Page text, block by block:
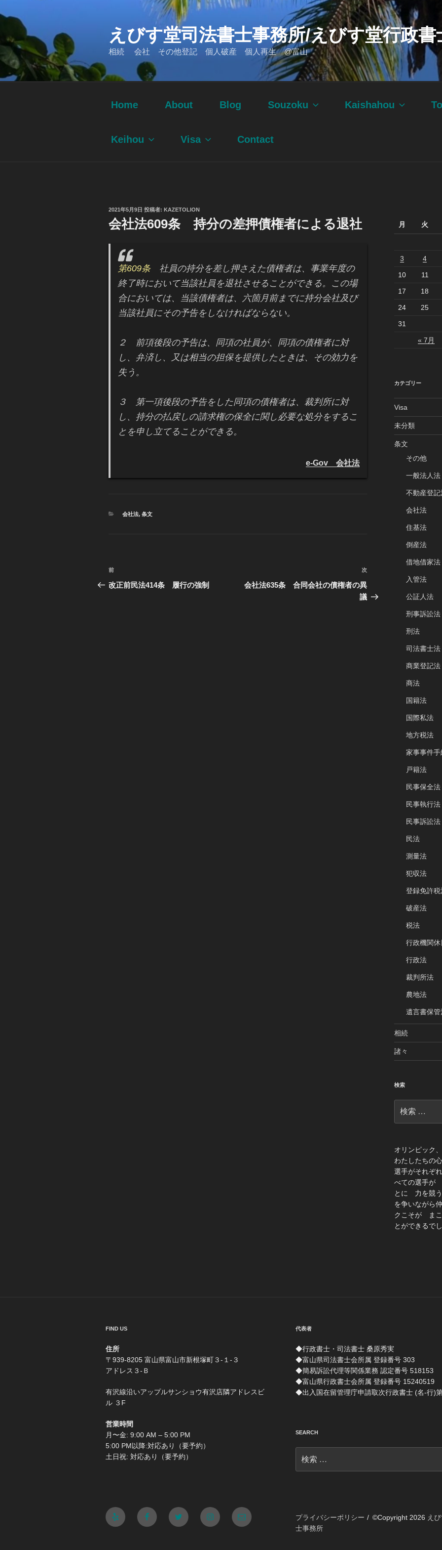
ン
ン
へ
ス
えびす堂司法書士事務所/えびす堂行政書
相続 会社 その他登記 個人破産 個人再生 @富山
Home About Blog Souzoku Kaishahou
Keihou Visa Contact
投
日:
2021年5月9日 投稿者: KAZETOLION
会社法609条 持分の差押債権者による退社
第609条社員の持分を差し押さえた債権者は、事業年度の
終了時において当該社員を退社させることができる。この場
合においては、当該債権者は、六箇月前までに持分会社及び
当該社員にその予告をしなければならない。
２ 前項後段の予告は、同項の社員が、同項の債権者に対
し、弁済し、又は相当の担保を提供したときは、その効力を
失う。
３ 第一項後段の予告をした同項の債権者は、裁判所に対
し、持分の払戻しの請求権の保全に関し必要な処分をするこ
とを申し立てることができる。
e-Gov 会社法
カ
会社法, 条文
投
稿
過
去
前
改正前民法414条 履行の強制
投
次
会社法635条 合同会社の債権者の異
議
月 火
« 7月
3 4
10 11
17 18
24 25
31
カテゴリー
Visa
未分類
条文
その他
一般法人法
不動産登記
会社法
住基法
倒産法
借地借家法
入管法
公証人法
刑事訴訟法
刑法
司法書士法
商業登記法
商法
国籍法
国際私法
地方税法
家事事件手
戸籍法
民事保全法
民事執行法
民事訴訟法
民法
測量法
犯収法
登録免許税
破産法
税法
行政機関休
行政法
裁判所法
農地法
遺言書保管
相続
諸々
検索
索:
オリンピック
わたしたちの
選手がそれぞ
べての選手が
とに 力を競う
を争いながら
クこそが まこ
とができるで
FIND US
住所
〒939-8205 富山県富山市新根塚町３-１-３
アドレス３-Ｂ
有沢線沿いアップルサンショウ有沢店隣アドレスビ
ル ３F
営業時間
月〜金: 9:00 AM – 5:00 PM
5:00 PM以降:対応あり（要予約）
土日祝: 対応あり（要予約）
代表者
◆行政書士・司法書士 桑原秀実
◆富山県司法書士会所属 登録番号 303
◆簡易訴訟代理等関係業務 認定番号 518153
◆富山県行政書士会所属 登録番号 15240519
◆出入国在留管理庁申請取次行政書士 (名-行)
SEARCH
索:
Yelp FacebookTwitter Instagram
メ
プライバシーポリシー ©Copyright 2026 え
士事務所